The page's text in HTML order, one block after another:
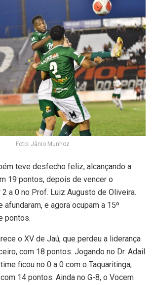
Foto: Jânio Munhoz
teve desfecho feliz, alcançando a
19 pontos, depois de vencer o
2 a 0 no Prof. Luiz Augusto de Oliveira.
e agora ocupam a 15º
pontos.
o XV de Jaú, que perdeu a liderança
com 18 pontos. Jogando no Dr. Adail
ficou no 0 a 0 com o Taquaritinga,
14 pontos. Ainda no G-8, o Vocem